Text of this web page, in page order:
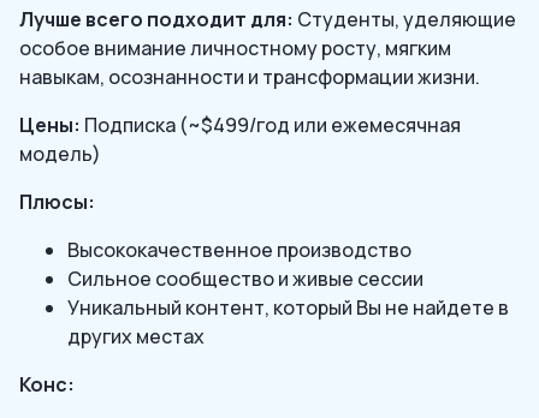
Лучше всего подходит для: Студенты, уделяющие
особое внимание личностному росту, мягким
навыкам, осознанности и трансформации жизни.
Цены: Подписка (~$499/год или ежемесячная
модель)
Плюсы:
Высококачественное производство
Сильное сообщество и живые сессии
Уникальный контент, который Вы не найдете в
других местах
Конс: